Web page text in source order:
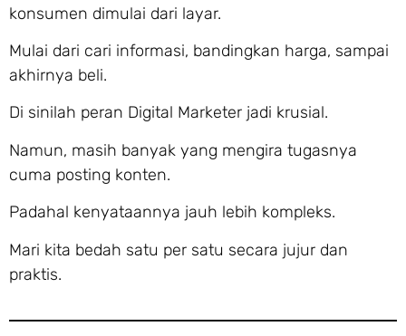
konsumen dimulai dari layar.
Mulai dari cari informasi, bandingkan harga, sampai
akhirnya beli.
Di sinilah peran Digital Marketer jadi krusial.
Namun, masih banyak yang mengira tugasnya
cuma posting konten.
Padahal kenyataannya jauh lebih kompleks.
Mari kita bedah satu per satu secara jujur dan
praktis.